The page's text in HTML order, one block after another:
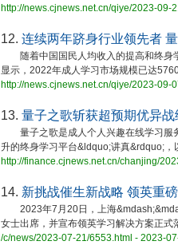
http://news.cjnews.net.cn/qiye/2023-09-
12. 连续两年跻身行业领先者
随着中国国民人均收入的提高和终身学
显示，2022年成人学习市场规模已达
http://news.cjnews.net.cn/qiye/2023-09-
13. 量子之歌斩获超预期优异
量子之歌是成人个人兴趣在线学习服
升的终身学习平台&ldquo;讲真&rdquo;，
http://finance.cjnews.net.cn/chanjing/
14. 新挑战催生新战略 领英重
2023年7月20日，上海
女士出席，并宣布领英学习解决方案正式
/c/news/2023-07-21/6553.html - 2023-